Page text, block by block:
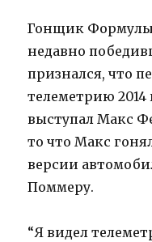
Гонщик
недавно
признался, что
телеметрию 2014
выступал Макс
то что Макс
версии
Поммеру.
“Я видел